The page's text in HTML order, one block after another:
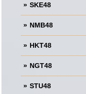
SKE48
NMB48
HKT48
NGT48
STU48